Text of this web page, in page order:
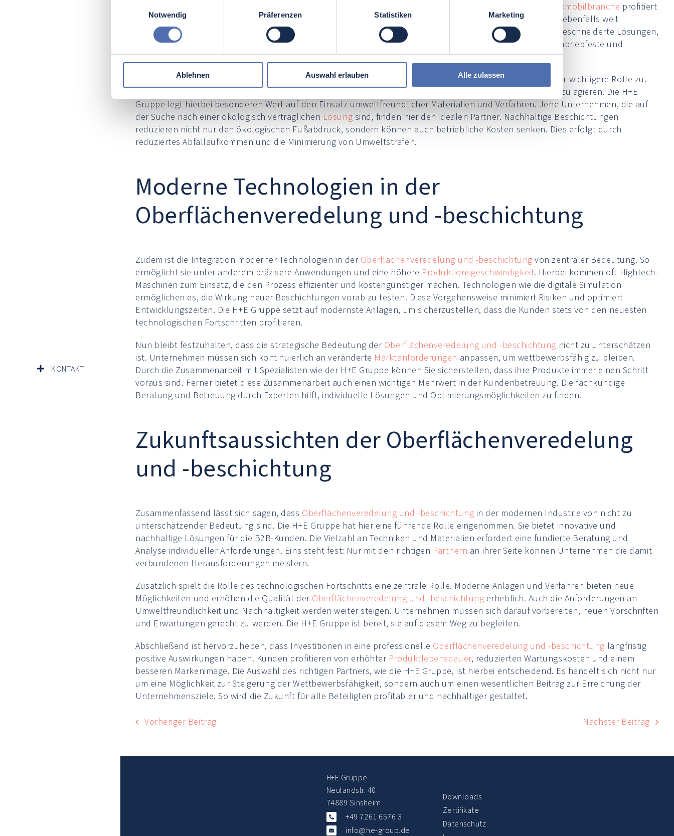
Notwendig
Präferenzen Statistiken Marketing
Ablehnen Auswahl erlauben Alle zulassen
KONTAKT
Automobilbranche profitiert
von der Robustheit und optischen Attraktivität dieses Verfahrens. In der Bauindustrie sind diese Techniken ebenfalls weit
verbreitet. Dort werden langlebige und wetterfeste Beschichtungen gefordert. Die H+E Gruppe bietet maßgeschneiderte Lösungen,
die den spezifischen Anforderungen verschiedener Branchen gerecht werden. Auch im Maschinenbau sind abriebfeste und
temperaturbeständige Beschichtungen unerlässlich.
Darüber hinaus kommt der Umweltfreundlichkeit derOberflächenveredelung und -beschichtung
eine immer wichtigere Rolle zu.
Umweltvorschriften und steigende gesellschaftliche Erwartungen zwingen Unternehmen dazu, nachhaltig zu agieren. Die H+E
Gruppe legt hierbei besonderen Wert auf den Einsatz umweltfreundlicher Materialien und Verfahren. Jene Unternehmen, die auf
der Suche nach einer ökologisch verträglichen Lösung sind, finden hier den idealen Partner. Nachhaltige Beschichtungen
reduzieren nicht nur den ökologischen Fußabdruck, sondern können auch betriebliche Kosten senken. Dies erfolgt durch
reduziertes Abfallaufkommen und die Minimierung von Umweltstrafen.
Moderne Technologien in der
Oberflächenveredelung und -beschichtung
Zudem ist die Integration moderner Technologien in der Oberflächenveredelung und -beschichtung von zentraler Bedeutung. So
ermöglicht sie unter anderem präzisere Anwendungen und eine höhere Produktionsgeschwindigkeit. Hierbei kommen oft Hightech-
Maschinen zum Einsatz, die den Prozess effizienter und kostengünstiger machen. Technologien wie die digitale Simulation
ermöglichen es, die Wirkung neuer Beschichtungen vorab zu testen. Diese Vorgehensweise minimiert Risiken und optimiert
Entwicklungszeiten. Die H+E Gruppe setzt auf modernste Anlagen, um sicherzustellen, dass die Kunden stets von den neuesten
technologischen Fortschritten profitieren.
Nun bleibt festzuhalten, dass die strategische Bedeutung der Oberflächenveredelung und -beschichtung nicht zu unterschätzen
ist. Unternehmen müssen sich kontinuierlich an veränderte Marktanforderungen anpassen, um wettbewerbsfähig zu bleiben.
Durch die Zusammenarbeit mit Spezialisten wie der H+E Gruppe können Sie sicherstellen, dass ihre Produkte immer einen Schritt
voraus sind. Ferner bietet diese Zusammenarbeit auch einen wichtigen Mehrwert in der Kundenbetreuung. Die fachkundige
Beratung und Betreuung durch Experten hilft, individuelle Lösungen und Optimierungsmöglichkeiten zu finden.
Zukunftsaussichten der Oberflächenveredelung
und -beschichtung
Zusammenfassend lässt sich sagen, dass Oberflächenveredelung und -beschichtung in der modernen Industrie von nicht zu
unterschätzender Bedeutung sind. Die H+E Gruppe hat hier eine führende Rolle eingenommen. Sie bietet innovative und
nachhaltige Lösungen für die B2B-Kunden. Die Vielzahl an Techniken und Materialien erfordert eine fundierte Beratung und
Analyse individueller Anforderungen. Eins steht fest: Nur mit den richtigen Partnern an ihrer Seite können Unternehmen die damit
verbundenen Herausforderungen meistern.
Zusätzlich spielt die Rolle des technologischen Fortschritts eine zentrale Rolle. Moderne Anlagen und Verfahren bieten neue
Möglichkeiten und erhöhen die Qualität der Oberflächenveredelung und -beschichtung erheblich. Auch die Anforderungen an
Umweltfreundlichkeit und Nachhaltigkeit werden weiter steigen. Unternehmen müssen sich darauf vorbereiten, neuen Vorschriften
und Erwartungen gerecht zu werden. Die H+E Gruppe ist bereit, sie auf diesem Weg zu begleiten.
Abschließend ist hervorzuheben, dass Investitionen in eine professionelle Oberflächenveredelung und -beschichtung langfristig
positive Auswirkungen haben. Kunden profitieren von erhöhter Produktlebensdauer, reduzierten Wartungskosten und einem
besseren Markenimage. Die Auswahl des richtigen Partners, wie die H+E Gruppe, ist hierbei entscheidend. Es handelt sich nicht nur
um eine Möglichkeit zur Steigerung der Wettbewerbsfähigkeit, sondern auch um einen wesentlichen Beitrag zur Erreichung der
Unternehmensziele. So wird die Zukunft für alle Beteiligten profitabler und nachhaltiger gestaltet.
Vorheriger Beitrag Nächster Beitrag
H+E Gruppe
Neulandstr. 40
74889 Sinsheim
+49 7261 6576 3
info@he-group.de
Downloads
Zertifikate
Datenschutz